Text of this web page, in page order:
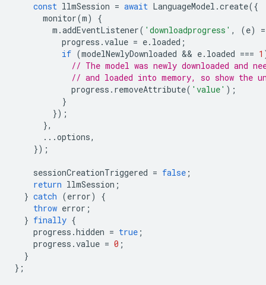
const llmSession = await LanguageModel .create({
monitor(m)
{
m .addEventListener( 'downloadprogress' , (e) =
progress .value = e. loaded ;
if (modelNewlyDownloaded && e. loaded === 1
// The model was newly downloaded and
// and loaded into memory, so show the
progress . removeAttribute( 'value' );
}
});
},
...options,
});
sessionCreationTriggered = false ;
return llmSession ;
} catch (error)
{
throw error ;
} finally {
progress .hidden = true ;
progress .value = 0 ;
}
};